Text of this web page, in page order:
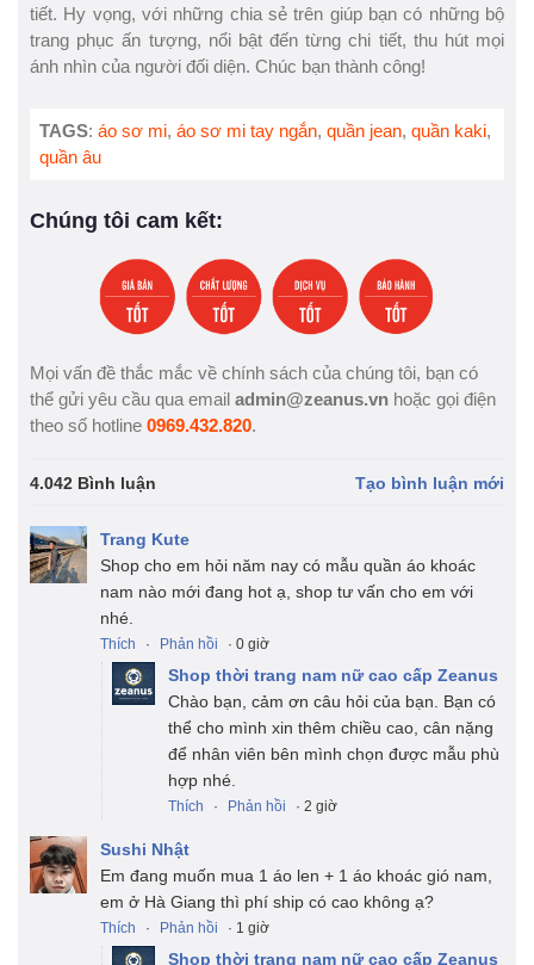
tiết. Hy vọng, với những chia sẻ trên giúp bạn có những bộ
trang phục ấn tượng, nổi bật đến từng chi tiết, thu hút mọi
ánh nhìn của người đối diện. Chúc bạn thành công!
TAGS: áo sơ mi, áo sơ mi tay ngắn, quần jean, quần kaki,
quần âu
Chúng tôi cam kết:
Mọi vấn đề thắc mắc về chính sách của chúng tôi, bạn có
thể gửi yêu cầu qua email admin@zeanus.vn hoặc gọi điện
theo số hotline 0969.432.820.
4.042 Bình luận Tạo bình luận mới
Trang Kute
Shop cho em hỏi năm nay có mẫu quần áo khoác
nam nào mới đang hot ạ, shop tư vấn cho em với
nhé.
Thích · Phản hồi · 0 giờ
Shop thời trang nam nữ cao cấp Zeanus
Chào bạn, cảm ơn câu hỏi của bạn. Bạn có
thể cho mình xin thêm chiều cao, cân nặng
để nhân viên bên mình chọn được mẫu phù
hợp nhé.
Thích · Phản hồi · 2 giờ
Sushi Nhật
Em đang muốn mua 1 áo len + 1 áo khoác gió nam,
em ở Hà Giang thì phí ship có cao không ạ?
Thích · Phản hồi · 1 giờ
Shop thời trang nam nữ cao cấp Zeanus